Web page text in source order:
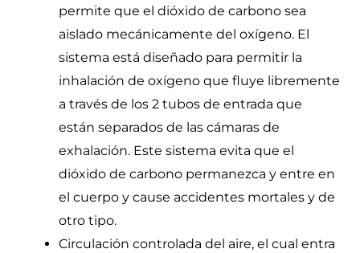
permite que el dióxido de carbono sea
aislado mecánicamente del oxígeno. El
sistema está diseñado para permitir la
inhalación de oxígeno que fluye libremente
a través de los 2 tubos de entrada que
están separados de las cámaras de
exhalación. Este sistema evita que el
dióxido de carbono permanezca y entre en
el cuerpo y cause accidentes mortales y de
otro tipo.
Circulación controlada del aire, el cual entra